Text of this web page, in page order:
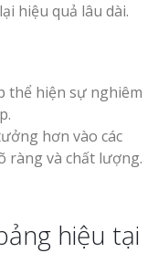
hiệu quả lâu dài.
thể hiện sự nghiêm
hơn vào các
ràng và chất lượng.
hiệu tại